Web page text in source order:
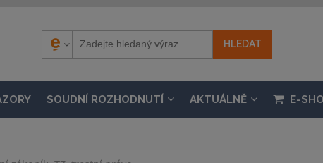
SOUDNÍ ROZHODNUTÍ AKTUÁLNĚ E-